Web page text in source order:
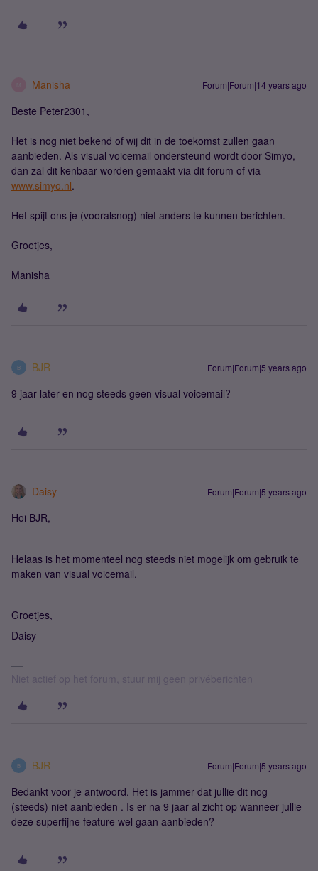
Manisha Forum|Forum|14 years ago
Beste Peter2301,
Het is nog niet bekend of wij dit in de toekomst zullen gaan
aanbieden. Als visual voicemail ondersteund wordt door Simyo,
dan zal dit kenbaar worden gemaakt via dit forum of via
www.simyo.nl.
Het spijt ons je (vooralsnog) niet anders te kunnen berichten.
Groetjes,
Manisha
B BJR Forum|Forum|5 years ago
9 jaar later en nog steeds geen visual voicemail?
Daisy Forum|Forum|5 years ago
Hoi BJR,
Helaas is het momenteel nog steeds niet mogelijk om gebruik te
maken van visual voicemail.
Groetjes,
Daisy
Niet actief op het forum, stuur mij geen privéberichten
B BJR Forum|Forum|5 years ago
Bedankt voor je antwoord. Het is jammer dat jullie dit nog
(steeds) niet aanbieden . Is er na 9 jaar al zicht op wanneer jullie
deze superfijne feature wel gaan aanbieden?